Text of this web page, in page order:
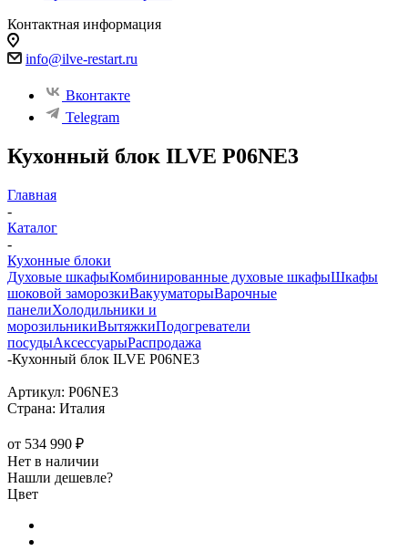
Контактная информация
info@ilve-restart.ru
Вконтакте
Telegram
Кухонный блок ILVE P06NE3
Главная
-
Каталог
-
Кухонные блоки
Духовые шкафыКомбинированные духовые шкафыШкафы
шоковой заморозкиВакууматорыВарочные
панелиХолодильники и
морозильникиВытяжкиПодогреватели
посудыАксессуарыРаспродажа
-Кухонный блок ILVE P06NE3
Артикул: P06NE3
Страна: Италия
от 534 990 ₽
Нет в наличии
Нашли дешевле?
Цвет